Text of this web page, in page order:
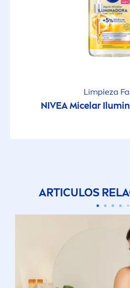
Limpieza
NIVEAMicelar
ARTICULOS